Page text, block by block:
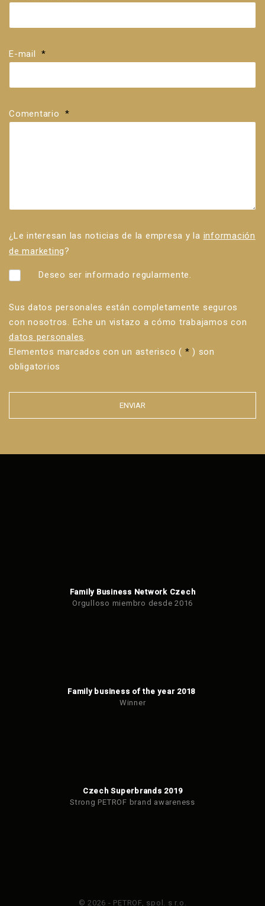
E-mail *
Comentario *
¿Le interesan las noticias de la empresa y la información
de marketing?
Deseo ser informado regularmente.
Sus datos personales están completamente seguros
con nosotros. Eche un vistazo a cómo trabajamos con
datos personales.
Elementos marcados con un asterisco ( * ) son
obligatorios
ENVIAR
formulario.
Family Business Network Czech
Orgulloso miembro desde 2016
Family business of the year 2018
Winner
Czech Superbrands 2019
Strong PETROF brand awareness
© 2026 - PETROF, spol. s r.o.